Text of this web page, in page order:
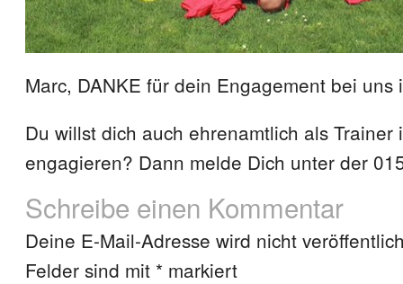
Marc, DANKE für dein Engagement bei uns
Du willst dich auch ehrenamtlich als Trainer
engagieren? Dann melde Dich unter der
Schreibe einen Kommentar
Deine E-Mail-Adresse wird nicht
Felder sind mit * markiert